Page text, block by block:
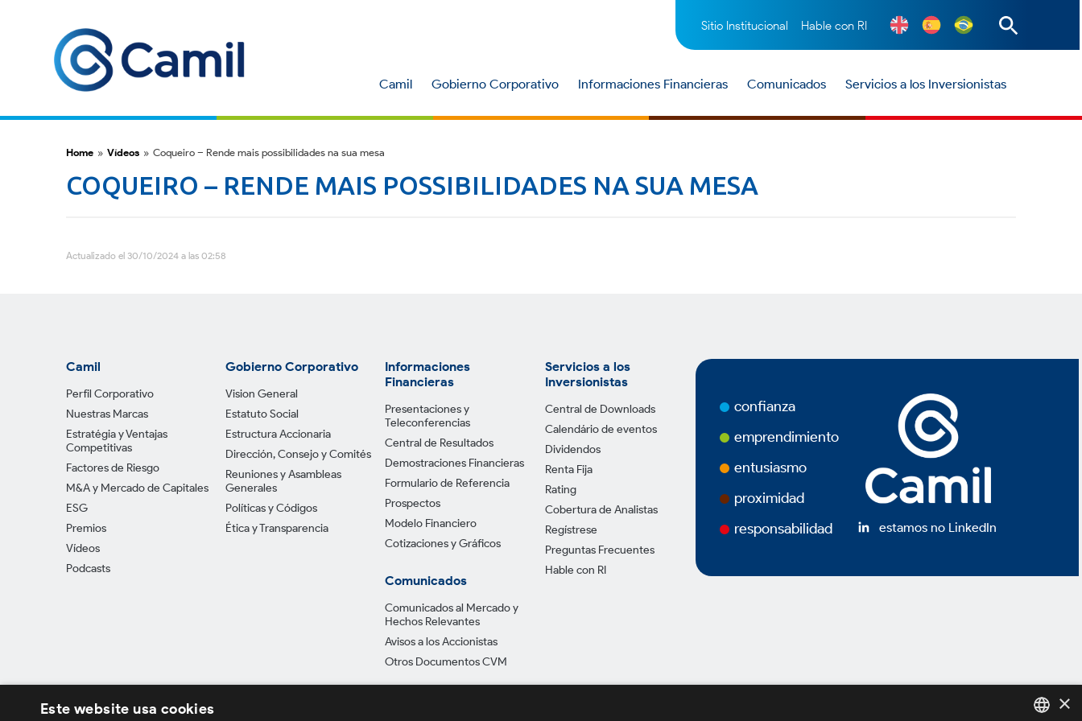
Sitio Institucional Hable con RI
Camil Gobierno Corporativo Informaciones Financieras Comunicados Servicios a los Inversionistas
Home » Vídeos » Coqueiro – Rende mais possibilidades na sua mesa
COQUEIRO – RENDE MAIS POSSIBILIDADES NA SUA MESA
Actualizado el 30/10/2024 a las 02:58
Camil
Perfil Corporativo
Nuestras Marcas
Estratégia y Ventajas
Competitivas
Factores de Riesgo
M&A y Mercado de Capitales
ESG
Premios
Vídeos
Podcasts
Gobierno Corporativo
Vision General
Estatuto Social
Estructura Accionaria
Dirección, Consejo y Comités
Reuniones y Asambleas
Generales
Políticas y Códigos
Ética y Transparencia
Informaciones
Financieras
Presentaciones y
Teleconferencias
Central de Resultados
Demostraciones Financieras
Formulario de Referencia
Prospectos
Modelo Financiero
Cotizaciones y Gráficos
Comunicados
Comunicados al Mercado y
Hechos Relevantes
Avisos a los Accionistas
Otros Documentos CVM
Servicios a los
Inversionistas
Central de Downloads
Calendário de eventos
Dividendos
Renta Fija
Rating
Cobertura de Analistas
Regístrese
Preguntas Frecuentes
Hable con RI
confianza
emprendimiento
entusiasmo
proximidad
responsabilidad
estamos no LinkedIn
×
Este website usa cookies